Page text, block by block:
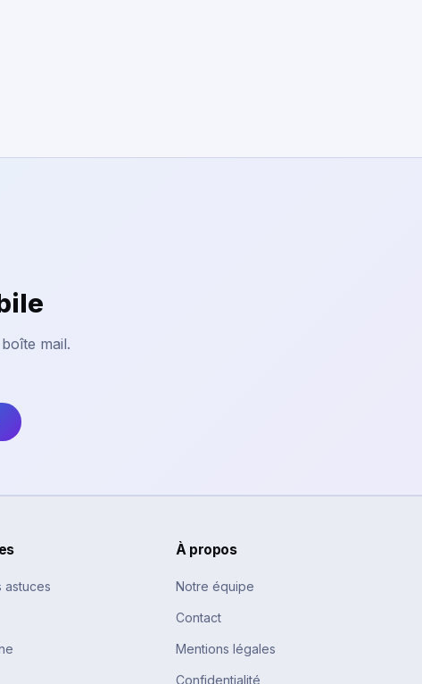
mail.
astuces
À propos
Notre équipe
Contact
Mentions légales
Confidentialité